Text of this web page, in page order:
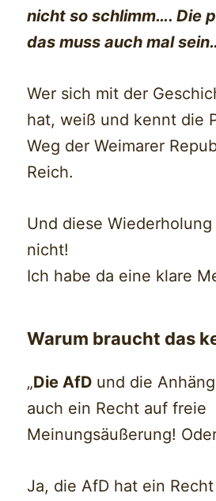
nicht so schlimm…. Die
das muss auch mal
Wer sich mit der
hat, weiß und kennt die
Weg der Weimarer
Reich.
Und diese
nicht!
Ich habe da eine klare
Warum braucht das
„Die AfD und die
auch ein Recht auf freie
Meinungsäußerung!
Ja, die AfD hat ein